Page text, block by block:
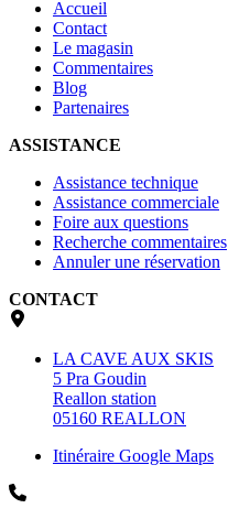
Accueil
Contact
Le magasin
Commentaires
Blog
Partenaires
ASSISTANCE
Assistance technique
Assistance commerciale
Foire aux questions
Recherche commentaires
Annuler une réservation
CONTACT
LA CAVE AUX SKIS
5 Pra Goudin
Reallon station
05160 REALLON
Itinéraire Google Maps